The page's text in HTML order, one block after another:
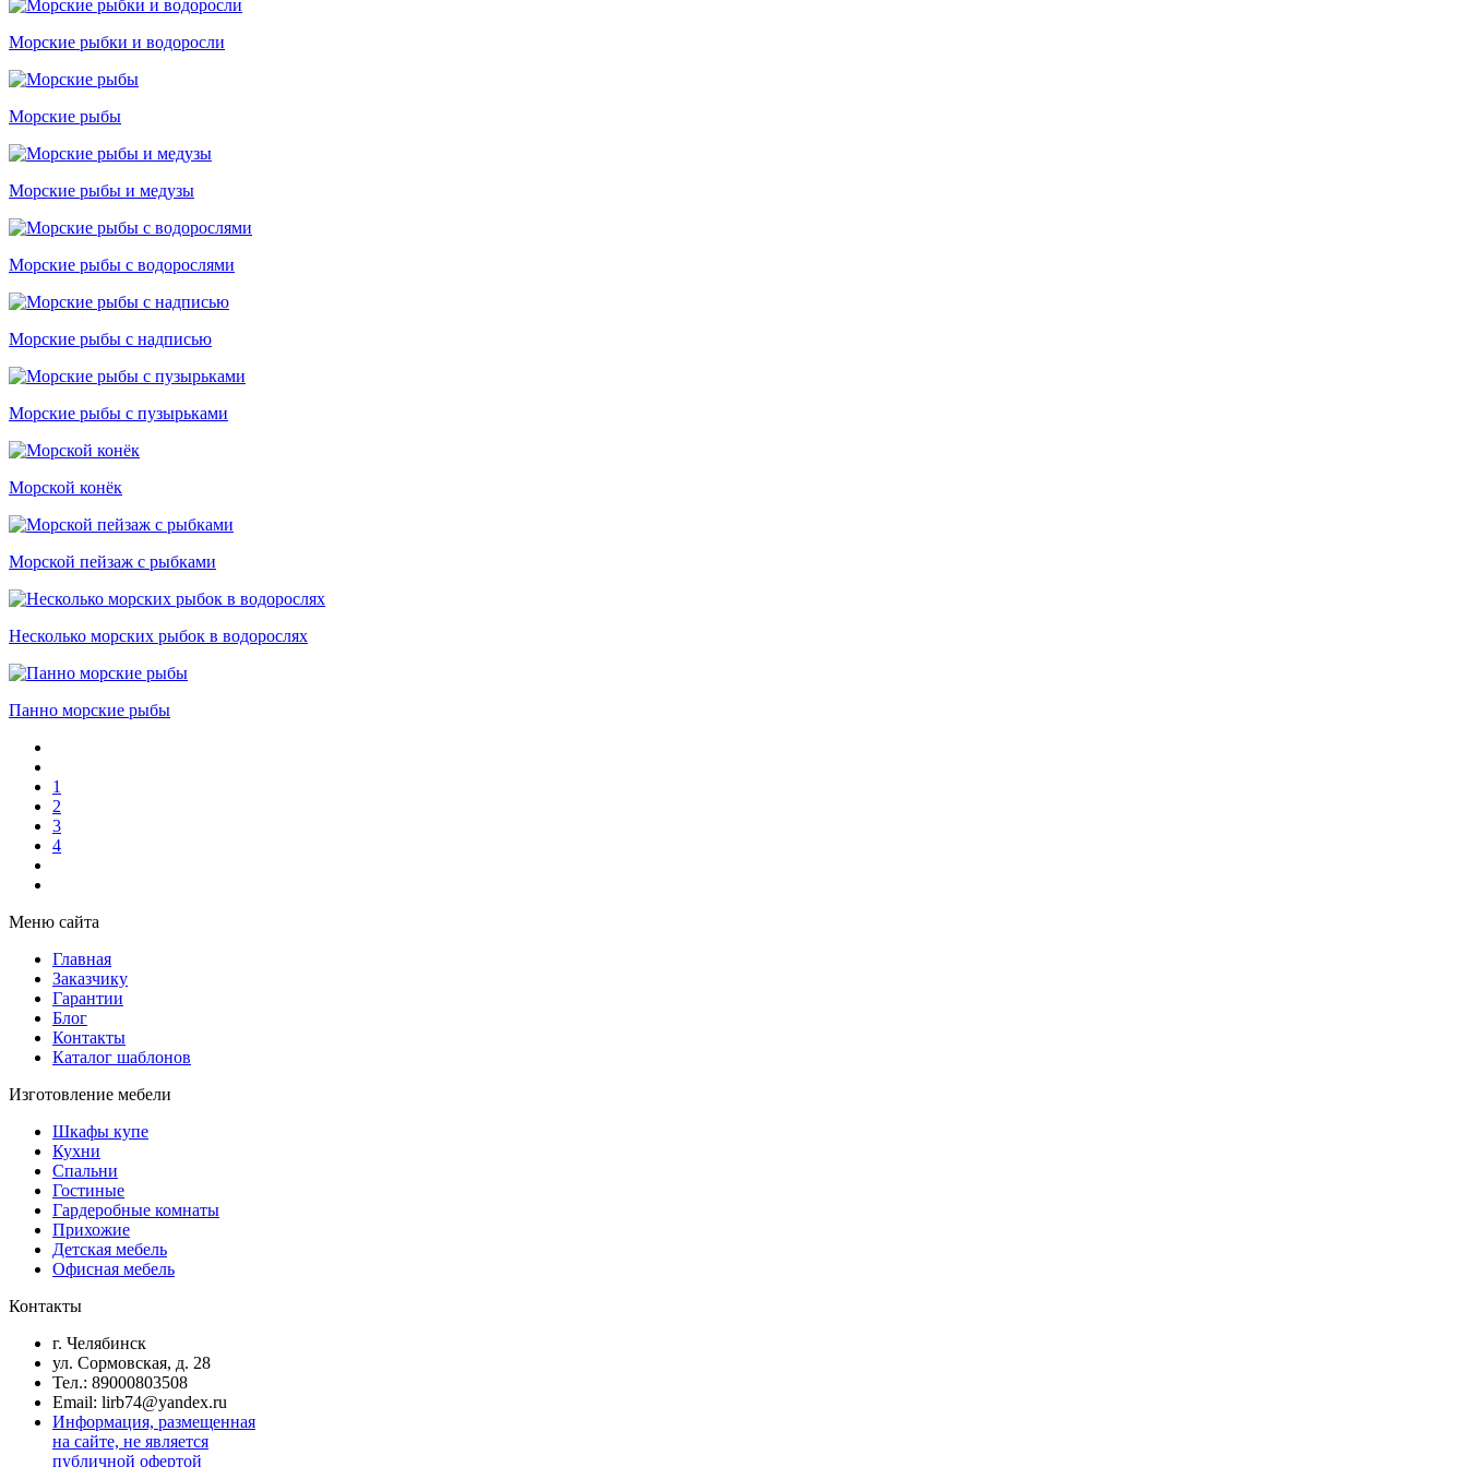
Морские рыбки и водоросли
Морские рыбы
Морские рыбы и медузы
Морские рыбы с водорослями
Морские рыбы с надписью
Морские рыбы с пузырьками
Морской конёк
Морской пейзаж с рыбками
Несколько морских рыбок в водорослях
Панно морские рыбы
1
2
3
4
Меню сайта
Главная
Заказчику
Гарантии
Блог
Контакты
Каталог шаблонов
Изготовление мебели
Шкафы купе
Кухни
Спальни
Гостиные
Гардеробные комнаты
Прихожие
Детская мебель
Офисная мебель
Контакты
г. Челябинск
ул. Сормовская, д. 28
Тел.: 89000803508
Email: lirb74@yandex.ru
Информация, размещенная
на сайте, не является
публичной офертой